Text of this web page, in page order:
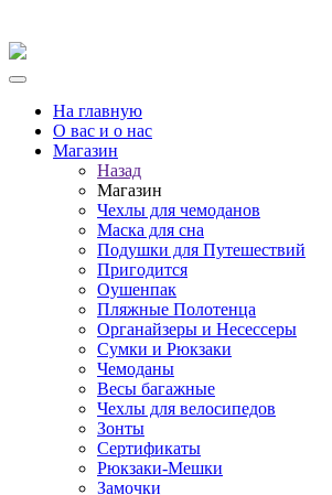
На главную
О вас и о нас
Магазин
Назад
Магазин
Чехлы для чемоданов
Маска для сна
Подушки для Путешествий
Пригодится
Оушенпак
Пляжные Полотенца
Органайзеры и Несессеры
Сумки и Рюкзаки
Чемоданы
Весы багажные
Чехлы для велосипедов
Зонты
Сертификаты
Рюкзаки-Мешки
Замочки